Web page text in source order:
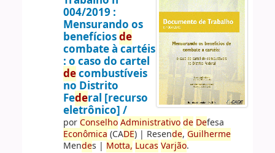
004/2019 :
Mensurando os
benefíciosde
combate à cartéis
: o caso do cartel
decombustíveis
no Distrito
Federal [recurso
eletrônico] /
porConselho Administrativo de Defesa
Econômica (CADE)| Resende, Guilherme
Mendes | Motta, Lucas Varjão.